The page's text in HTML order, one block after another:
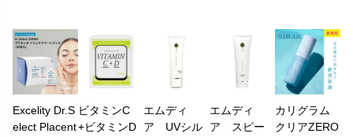
Excelity Dr.S
elect Placent
ビタミンC
+ビタミンD
エムディ
ア UVシル
エムディ
ア スピー
カリグラム
クリアZERO